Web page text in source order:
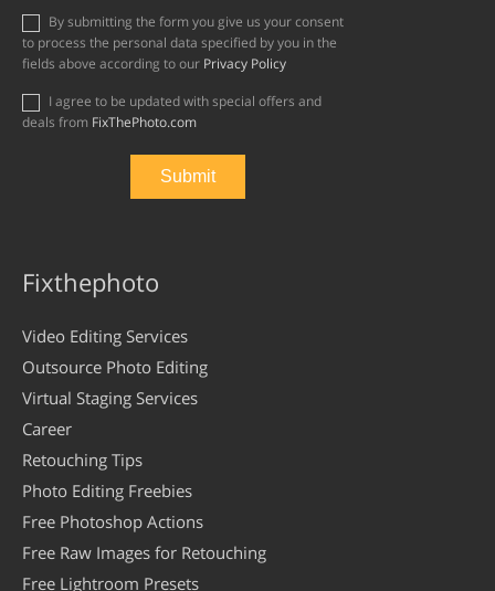
to process the personal data specified by you in the
fields above according to our Privacy Policy
deals from FixThePhoto.com
Fixthephoto
Video Editing Services
Outsource Photo Editing
Virtual Staging Services
Career
Retouching Tips
Photo Editing Freebies
Free Photoshop Actions
Free Raw Images for Retouching
Free Lightroom Presets